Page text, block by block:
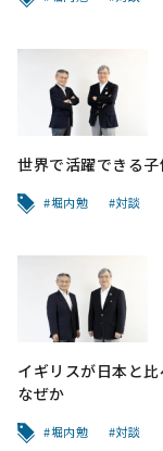
世界で活躍できる
堀内勉 対談
イギリスが日本と
なぜか
堀内勉 対談